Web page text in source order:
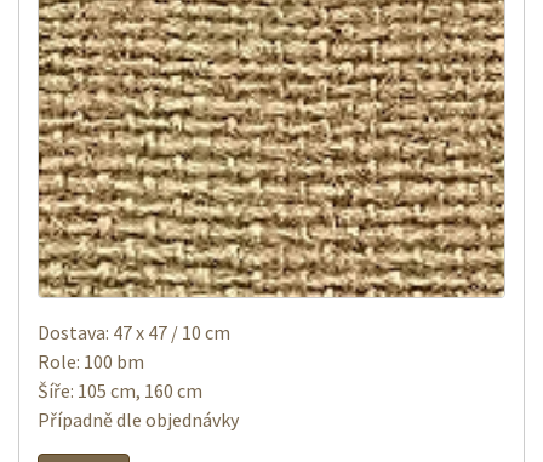
Dostava: 47 x 47 / 10 cm
Role: 100 bm
Šíře: 105 cm, 160 cm
Případně dle objednávky